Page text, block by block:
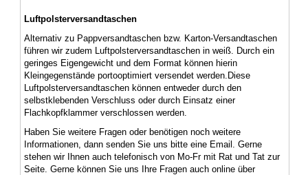
Luftpolsterversandtaschen
Alternativ zu Pappversandtaschen bzw. Karton-Versandtaschen
führen wir zudem Luftpolsterversandtaschen in weiß. Durch ein
geringes Eigengewicht und dem Format können hierin
Kleingegenstände portooptimiert versendet werden.Diese
Luftpolsterversandtaschen können entweder durch den
selbstklebenden Verschluss oder durch Einsatz einer
Flachkopfklammer verschlossen werden.
Haben Sie weitere Fragen oder benötigen noch weitere
Informationen, dann senden Sie uns bitte eine Email. Gerne
stehen wir Ihnen auch telefonisch von Mo-Fr mit Rat und Tat zur
Seite. Gerne können Sie uns Ihre Fragen auch online über